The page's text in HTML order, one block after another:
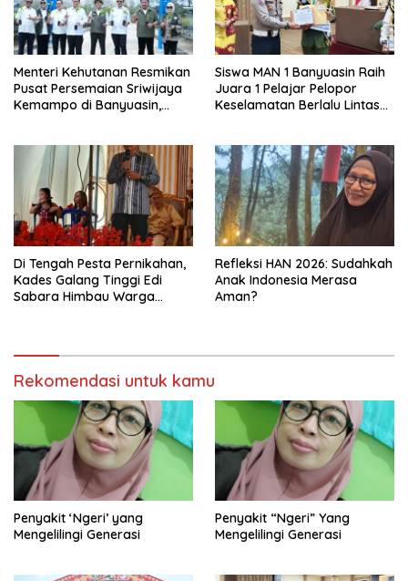
Menteri Kehutanan Resmikan
Pusat Persemaian Sriwijaya
Kemampo di Banyuasin,
Siswa MAN 1 Banyuasin Raih
Juara 1 Pelajar Pelopor
Keselamatan Berlalu Lintas
Di Tengah Pesta Pernikahan,
Kades Galang Tinggi Edi
Sabara Himbau Warga
Refleksi HAN 2026: Sudahkah
Anak Indonesia Merasa
Aman?
Rekomendasi untuk kamu
Penyakit ‘Ngeri’ yang
Mengelilingi Generasi
Penyakit “Ngeri” Yang
Mengelilingi Generasi